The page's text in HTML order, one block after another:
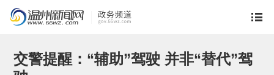
交警提醒：“辅助”驾驶 并非“替代”驾